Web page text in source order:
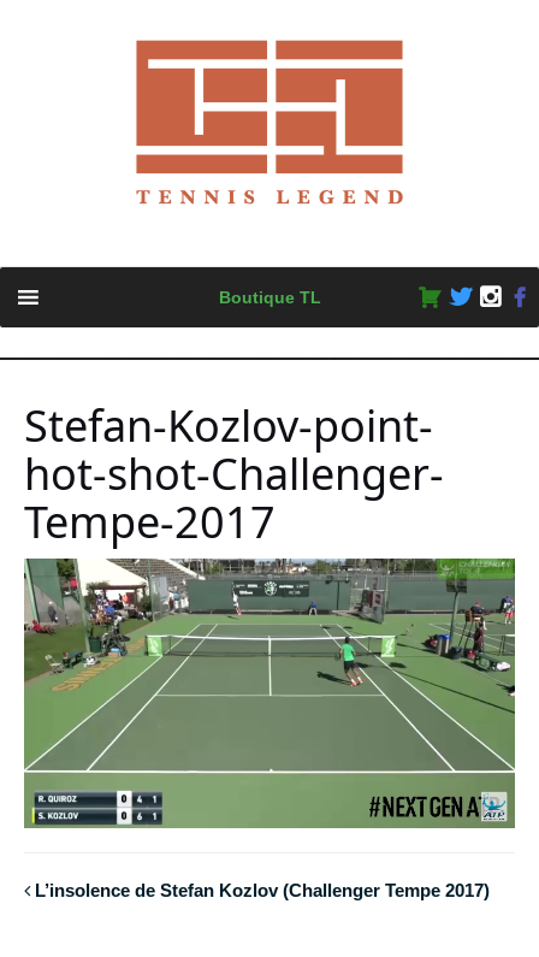
content
Boutique TL
Stefan-Kozlov-point-
hot-shot-Challenger-
Tempe-2017
L’insolence de Stefan Kozlov (Challenger Tempe 2017)